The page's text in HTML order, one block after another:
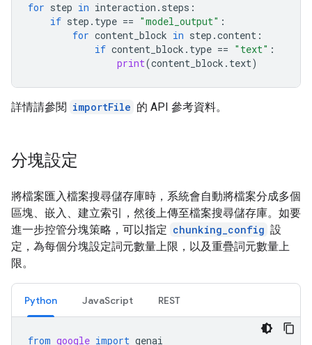
for step in interaction . steps :
if step . type == "model_output" :
for content_block in step .content :
if content_block . type == "text" :
print(content_block . text)
詳情請參閱 importFile 的 API 參考資料。
分塊設定
將檔案匯入檔案搜尋儲存庫時，系統會自動將檔案分成多個
區塊、嵌入、建立索引，然後上傳至檔案搜尋儲存庫。如要
進一步控管分塊策略，可以指定 chunking_config 設
定，為每個分塊設定詞元數量上限，以及重疊詞元數量上
限。
Python JavaScript REST
from google import genai